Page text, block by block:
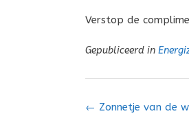
Verstop de
Gepubliceerd in
Bericht
← Zonnetje van de